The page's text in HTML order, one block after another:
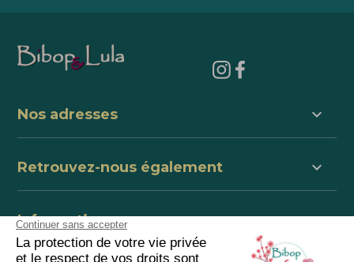
Nos adresses keyboard_arrow_down
Retrouvez-nous également keyboard_arrow_down
Informations keyboard_arrow_down